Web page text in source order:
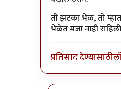
ती झटका भेळ, तो
भेळेत मजा नाही
प्रतिसाद देण्यासाठी